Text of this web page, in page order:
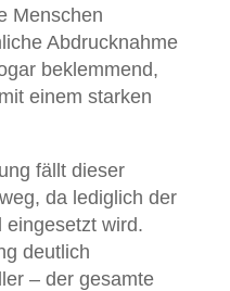
Menschen
Abdrucknahme
beklemmend,
einem starken
fällt dieser
da lediglich der
eingesetzt wird.
deutlich
– der gesamte